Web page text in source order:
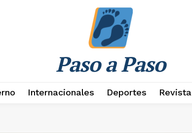
Paso a Paso
Internacionales Deportes Revista